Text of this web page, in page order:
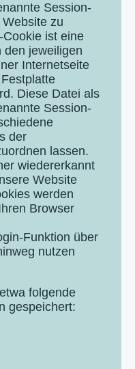
Session-
zu
ist eine
den jeweiligen
Internetseite
Diese Datei als
Session-
der
lassen.
wiedererkannt
Website
werden
Browser
Funktion über
nutzen
folgende
gespeichert: